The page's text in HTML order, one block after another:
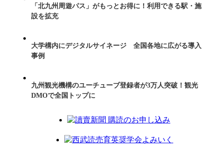
「北九州周遊パス」がもっとお得に！利用できる駅・施
設を拡充
大学構内にデジタルサイネージ 全国各地に広がる導入
事例
九州観光機構のユーチューブ登録者が3万人突破！観光
DMOで全国トップに